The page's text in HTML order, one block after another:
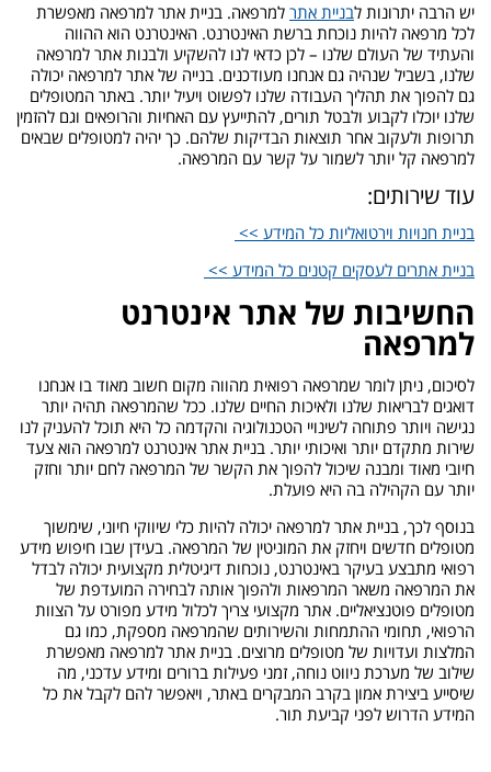
יש הרבה יתרונות לבניית אתר למרפאה. בניית אתר למרפאה מאפשרת
לכל מרפאה להיות נוכחת ברשת האינטרנט. האינטרנט הוא ההווה
והעתיד של העולם שלנו – לכן כדאי לנו להשקיע ולבנות אתר למרפאה
שלנו, בשביל שנהיה גם אנחנו מעודכנים. בנייה של אתר למרפאה יכולה
גם להפוך את תהליך העבודה שלנו לפשוט ויעיל יותר. באתר המטופלים
שלנו יוכלו לקבוע ולבטל תורים, להתייעץ עם האחיות והרופאים וגם להזמין
תרופות ולעקוב אחר תוצאות הבדיקות שלהם. כך יהיה למטופלים שבאים
למרפאה קל יותר לשמור על קשר עם המרפאה.
עוד שירותים:
בניית חנויות וירטואליות כל המידע >>
בניית אתרים לעסקים קטנים כל המידע >>
החשיבות של אתר אינטרנט
למרפאה
לסיכום, ניתן לומר שמרפאה רפואית מהווה מקום חשוב מאוד בו אנחנו
דואגים לבריאות שלנו ולאיכות החיים שלנו. ככל שהמרפאה תהיה יותר
נגישה ויותר פתוחה לשינויי הטכנולוגיה והקדמה כל היא תוכל להעניק לנו
שירות מתקדם יותר ואיכותי יותר. בניית אתר אינטרנט למרפאה הוא צעד
חיובי מאוד ומבנה שיכול להפוך את הקשר של המרפאה לחם יותר וחזק
יותר עם הקהילה בה היא פועלת.
בנוסף לכך, בניית אתר למרפאה יכולה להיות כלי שיווקי חיוני, שימשוך
מטופלים חדשים ויחזק את המוניטין של המרפאה. בעידן שבו חיפוש מידע
רפואי מתבצע בעיקר באינטרנט, נוכחות דיגיטלית מקצועית יכולה לבדל
את המרפאה משאר המרפאות ולהפוך אותה לבחירה המועדפת של
מטופלים פוטנציאליים. אתר מקצועי צריך לכלול מידע מפורט על הצוות
הרפואי, תחומי ההתמחות והשירותים שהמרפאה מספקת, כמו גם
המלצות ועדויות של מטופלים מרוצים. בניית אתר למרפאה מאפשרת
שילוב של מערכת ניווט נוחה, זמני פעילות ברורים ומידע עדכני, מה
שיסייע ביצירת אמון בקרב המבקרים באתר, ויאפשר להם לקבל את כל
המידע הדרוש לפני קביעת תור.